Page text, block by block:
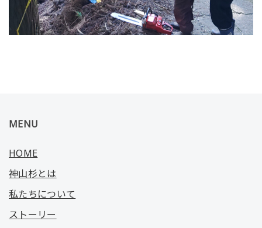
MENU
HOME
神山杉とは
私たちについて
ストーリー